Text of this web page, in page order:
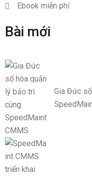
Ebook miễn phí
Bài mới
Gia Đức